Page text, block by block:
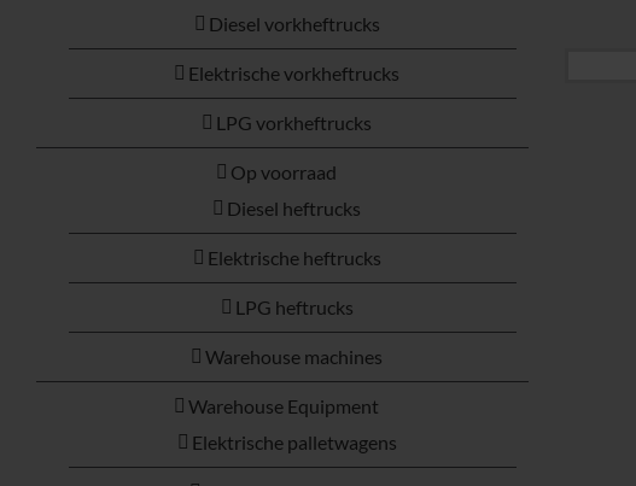
Diesel vorkheftrucks
Elektrische vorkheftrucks
LPG vorkheftrucks
Op voorraad
Diesel heftrucks
Elektrische heftrucks
LPG heftrucks
Warehouse machines
Warehouse Equipment
Elektrische palletwagens